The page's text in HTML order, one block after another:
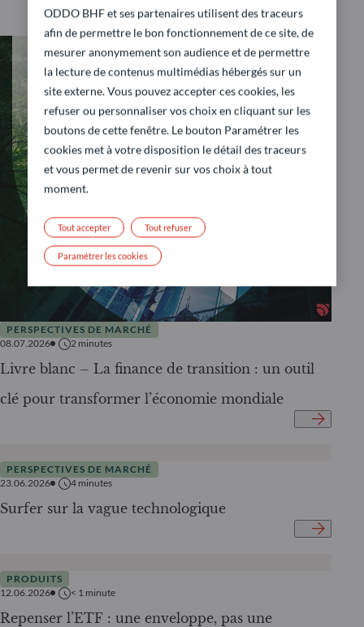
PERSPECTIVES DE MARCHÉ
08.07.2026
2 minutes
Livre blanc – La finance de transition : un outil
clé pour transformer l’économie mondiale
PERSPECTIVES DE MARCHÉ
23.06.2026
4 minutes
Surfer sur la vague technologique
PRODUITS
12.06.2026
< 1 minute
Repenser l’ETF : une enveloppe, pas une
ODDO BHF et ses partenaires utilisent des traceurs
afin de permettre le bon fonctionnement de ce site, de
mesurer anonymement son audience et de permettre
la lecture de contenus multimédias hébergés sur un
site externe. Vous pouvez accepter ces cookies, les
refuser ou personnaliser vos choix en cliquant sur les
boutons de cette fenêtre. Le bouton Paramétrer les
cookies met à votre disposition le détail des traceurs
et vous permet de revenir sur vos choix à tout
moment.
Tout refuser
Tout accepter
Paramétrer les cookies